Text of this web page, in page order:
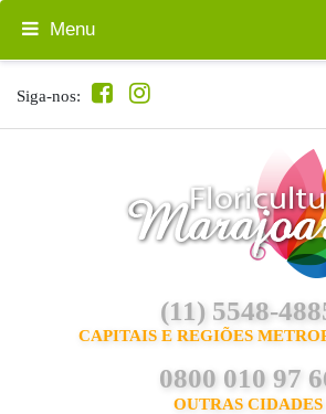
Siga-nos:
(11) 5548-
CAPITAIS E REGIÕES
0800 010 97
OUTRAS CIDADES
Menu